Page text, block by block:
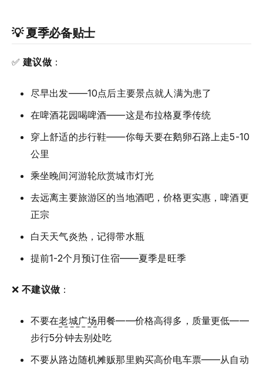
💡 夏季必备贴士
✅建议做：
尽早出发——10点后主要景点就人满为患了
在啤酒花园喝啤酒——这是布拉格夏季传统
穿上舒适的步行鞋——你每天要在鹅卵石路上走5-10
公里
乘坐晚间河游轮欣赏城市灯光
去远离主要旅游区的当地酒吧，价格更实惠，啤酒更
正宗
白天天气炎热，记得带水瓶
提前1-2个月预订住宿——夏季是旺季
❌不建议做：
不要在老城广场用餐——价格高得多，质量更低——
步行5分钟去别处吃
不要从路边随机摊贩那里购买高价电车票——从自动